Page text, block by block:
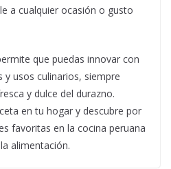
a cualquier ocasión o gusto
que puedas innovar con
usos culinarios, siempre
y dulce del durazno.
en tu hogar y descubre por
favoritas en la cocina peruana
alimentación.